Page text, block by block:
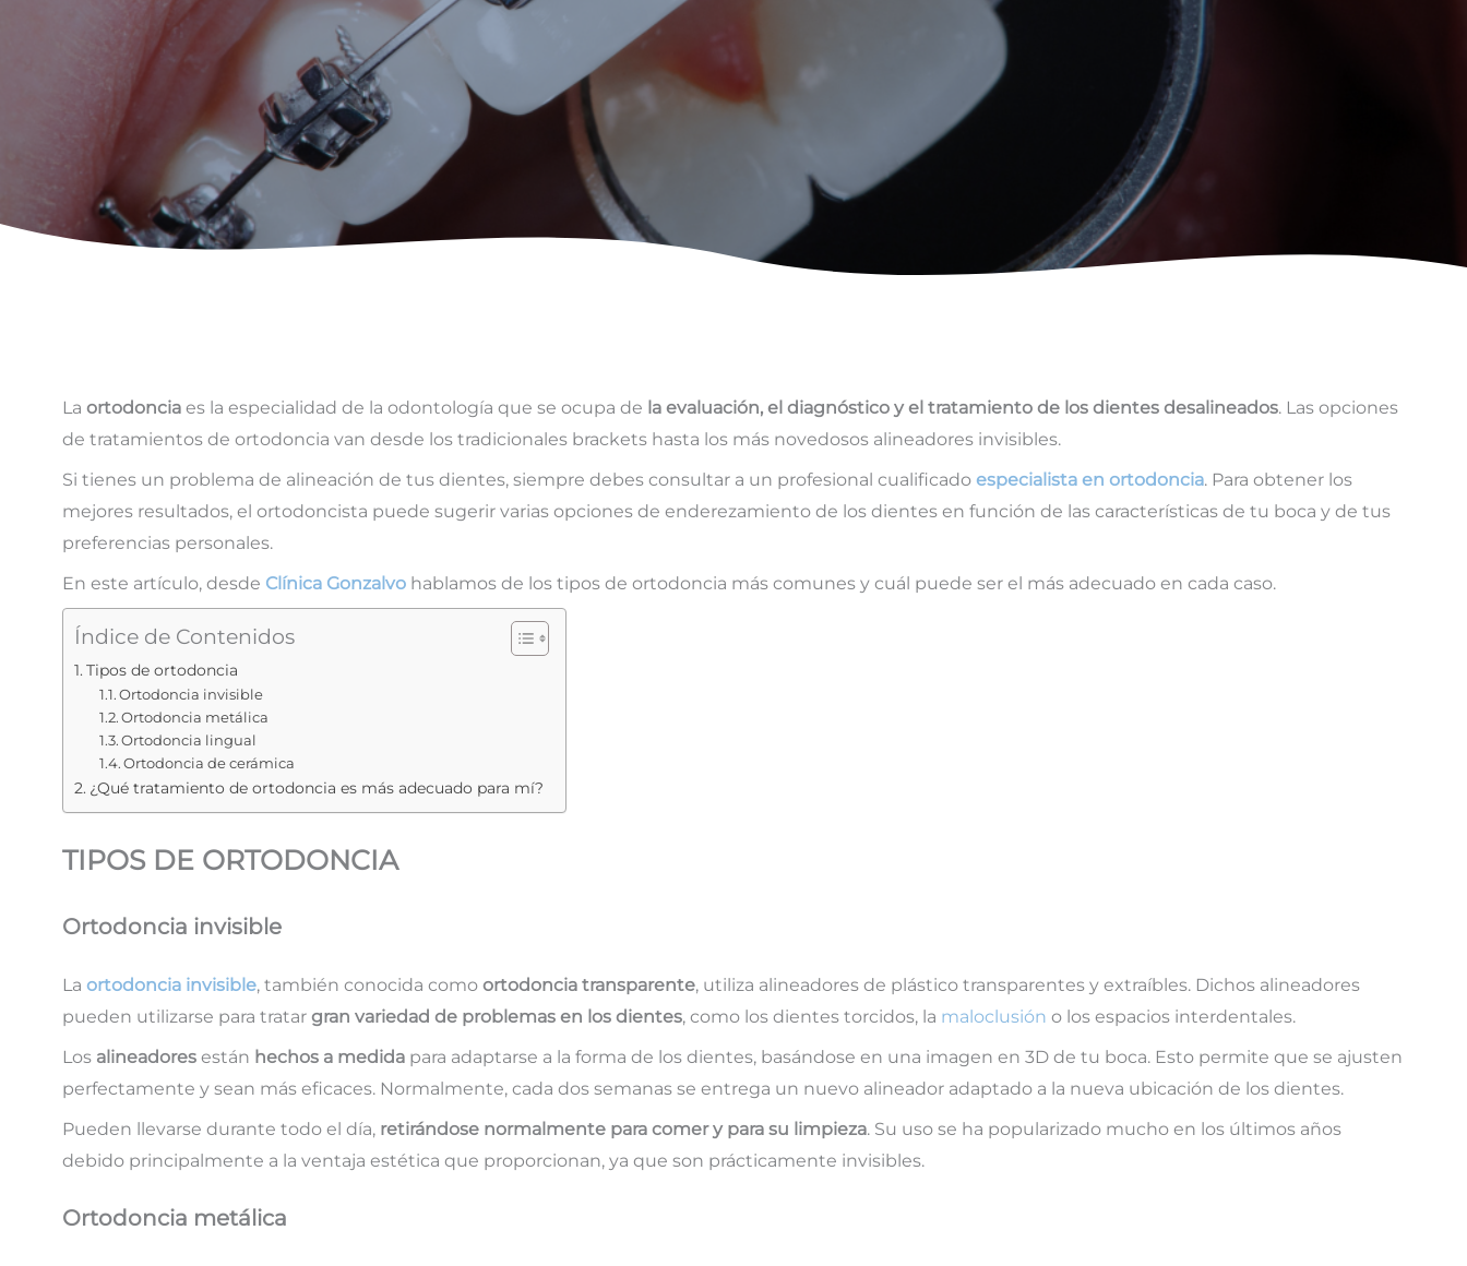
La ortodoncia es la especialidad de la odontología que se ocupa de la evaluación, el diagnóstico y el tratamiento de los dientes desalineados. Las opciones
de tratamientos de ortodoncia van desde los tradicionales brackets hasta los más novedosos alineadores invisibles.
Si tienes un problema de alineación de tus dientes, siempre debes consultar a un profesional cualificado especialista en ortodoncia. Para obtener los
mejores resultados, el ortodoncista puede sugerir varias opciones de enderezamiento de los dientes en función de las características de tu boca y de tus
preferencias personales.
En este artículo, desde Clínica Gonzalvo hablamos de los tipos de ortodoncia más comunes y cuál puede ser el más adecuado en cada caso.
Índice de Contenidos
Tipos de ortodoncia
Ortodoncia invisible
Ortodoncia metálica
Ortodoncia lingual
Ortodoncia de cerámica
¿Qué tratamiento de ortodoncia es más adecuado para mí?
TIPOS DE ORTODONCIA
Ortodoncia invisible
La ortodoncia invisible, también conocida como ortodoncia transparente, utiliza alineadores de plástico transparentes y extraíbles. Dichos alineadores
pueden utilizarse para tratar gran variedad de problemas en los dientes, como los dientes torcidos, la maloclusión o los espacios interdentales.
Los alineadores están hechos a medida para adaptarse a la forma de los dientes, basándose en una imagen en 3D de tu boca. Esto permite que se ajusten
perfectamente y sean más eficaces. Normalmente, cada dos semanas se entrega un nuevo alineador adaptado a la nueva ubicación de los dientes.
Pueden llevarse durante todo el día, retirándose normalmente para comer y para su limpieza. Su uso se ha popularizado mucho en los últimos años
debido principalmente a la ventaja estética que proporcionan, ya que son prácticamente invisibles.
Ortodoncia metálica